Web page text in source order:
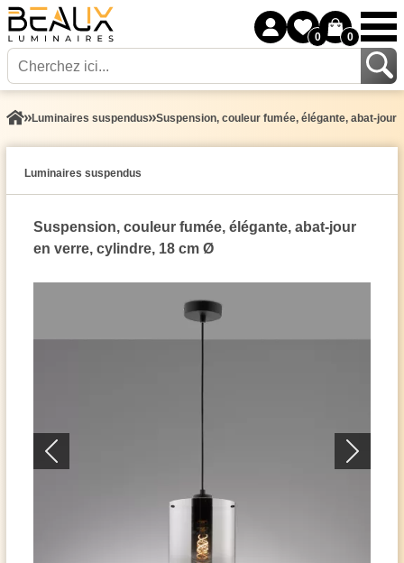
0 0
Luminaires suspendus Suspension, couleur fumée, élégante, abat-jour
Luminaires suspendus
Suspension, couleur fumée, élégante, abat-jour
en verre, cylindre, 18 cm Ø